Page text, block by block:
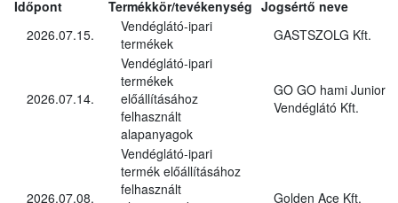
Időpont Termékkör/tevékenység Jogsértő neve
2026.07.15.
Vendéglátó-ipari
termékek
GASTSZOLG Kft.
2026.07.14.
Vendéglátó-ipari
termékek
előállításához
felhasznált
alapanyagok
GO GO hami Junior
Vendéglátó Kft.
2026.07.08.
Vendéglátó-ipari
termék előállításához
felhasznált
Golden Ace Kft.